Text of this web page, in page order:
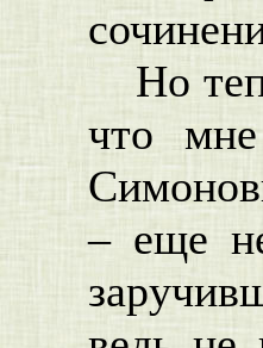
Но
что
– еще